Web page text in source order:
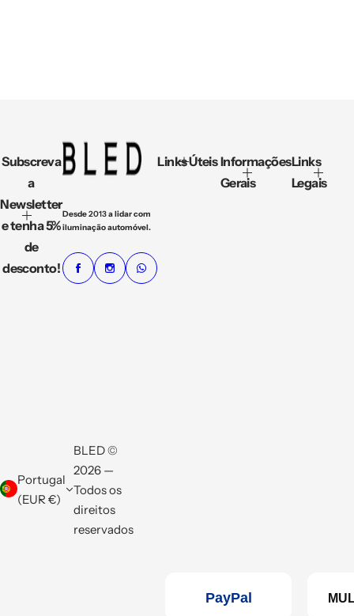
Subscreva
a
Newsletter
e tenha 5%
de
desconto!
Desde2013a lidar com
iluminação automóvel.
Links ÚteisInformações
Gerais
Links
Legais
Portugal
(EUR €)
BLED ©
2026 —
Todos os
direitos
reservados